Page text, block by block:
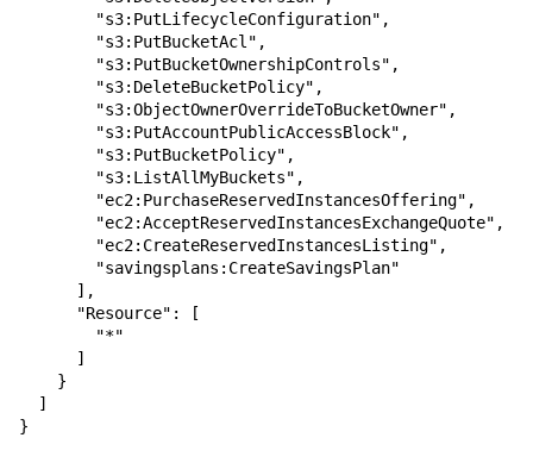
        "s3:PutLifecycleConfiguration",
        "s3:PutBucketAcl",
        "s3:PutBucketOwnershipControls",
        "s3:DeleteBucketPolicy",
        "s3:ObjectOwnerOverrideToBucketOwner",
        "s3:PutAccountPublicAccessBlock",
        "s3:PutBucketPolicy",
        "s3:ListAllMyBuckets",
        "ec2:PurchaseReservedInstancesOffering",
        "ec2:AcceptReservedInstancesExchangeQuote",
        "ec2:CreateReservedInstancesListing",
        "savingsplans:CreateSavingsPlan"
      ],
      "Resource": [
        "*"
      ]
    }
  ]